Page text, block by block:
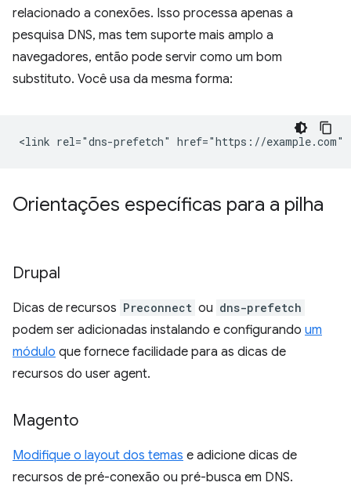
relacionado a conexões. Isso processa apenas a
pesquisa DNS, mas tem suporte mais amplo a
navegadores, então pode servir como um bom
substituto. Você usa da mesma forma:
Orientações específicas para a pilha
Drupal
Dicas de recursos Preconnect ou dns-prefetch
podem ser adicionadas instalando e configurando um
módulo que fornece facilidade para as dicas de
recursos do user agent.
Magento
Modifique o layout dos temas e adicione dicas de
recursos de pré-conexão ou pré-busca em DNS.